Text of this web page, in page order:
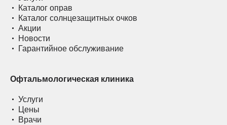
Каталог оправ
Каталог солнцезащитных очков
Акции
Новости
Гарантийное обслуживание
Офтальмологическая клиника
Услуги
Цены
Врачи